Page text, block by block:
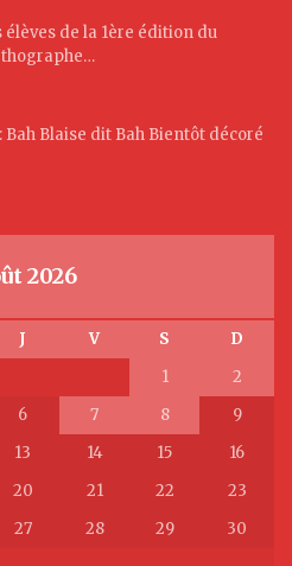
de la 1ère édition du
Bah Blaise dit Bah Bientôt décoré
2026
J V S
D
1
2
6 7 8
9
13 14 15
16
20 21 22
23
27 28 29
30